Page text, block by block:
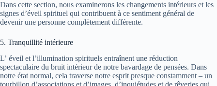
Dans cette section, nous examinerons les changements intérieurs et les
signes d’éveil spirituel qui contribuent à ce sentiment général de
devenir une personne complètement différente.
5. Tranquillité intérieure
L’ éveil et l’illumination spirituels entraînent une réduction
spectaculaire du bruit intérieur de notre bavardage de pensées. Dans
notre état normal, cela traverse notre esprit presque constamment – un